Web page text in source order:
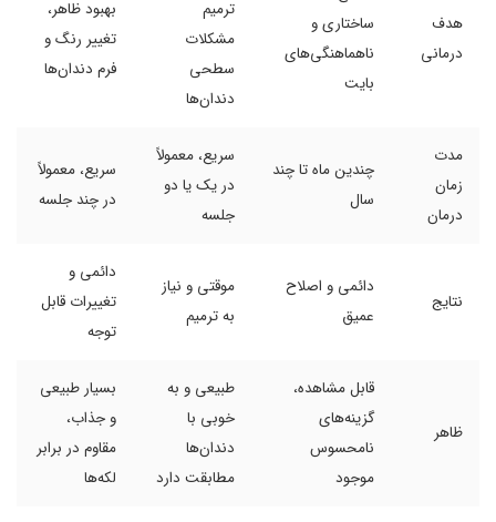
هدف
درمانی
ساختاری و
ناهماهنگی‌های
بایت
ترمیم
مشکلات
سطحی
دندان‌ها
بهبود ظاهر،
تغییر رنگ و
فرم دندان‌ها
مدت
زمان
درمان
چندین ماه تا چند
سال
سریع، معمولاً
در یک یا دو
جلسه
سریع، معمولاً
در چند جلسه
نتایج
دائمی و اصلاح
عمیق
موقتی و نیاز
به ترمیم
دائمی و
تغییرات قابل
توجه
ظاهر
قابل مشاهده،
گزینه‌های
نامحسوس
موجود
طبیعی و به
خوبی با
دندان‌ها
مطابقت دارد
بسیار طبیعی
و جذاب،
مقاوم در برابر
لکه‌ها